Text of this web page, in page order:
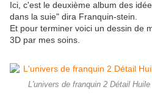
Ici, c'est le deuxième album des
dans la suie" dira Franquin-stein.
Et pour terminer voici un dessin de
3D par mes soins.
L'univers de franquin 2 Détail